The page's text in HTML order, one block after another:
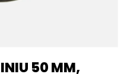
50 MM,